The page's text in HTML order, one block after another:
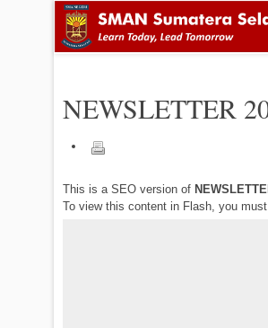
NEWSLETTER
This is a SEO version of
To view this content in Flash, you